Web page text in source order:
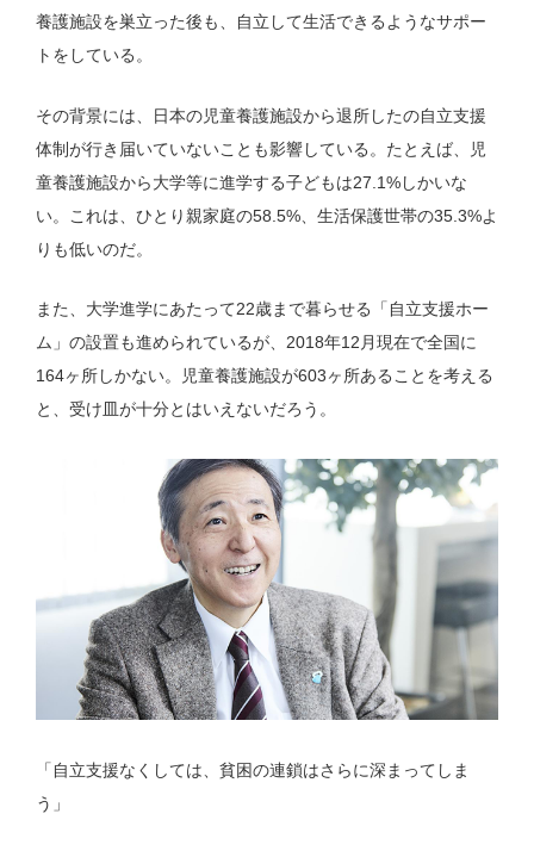
養護施設を巣立った後も、自立して生活できるようなサポー
トをしている。
その背景には、日本の児童養護施設から退所したの自立支援
体制が行き届いていないことも影響している。たとえば、児
童養護施設から大学等に進学する子どもは27.1%しかいな
い。これは、ひとり親家庭の58.5%、生活保護世帯の35.3%よ
りも低いのだ。
また、大学進学にあたって22歳まで暮らせる「自立支援ホー
ム」の設置も進められているが、2018年12月現在で全国に
164ヶ所しかない。児童養護施設が603ヶ所あることを考える
と、受け皿が十分とはいえないだろう。
「自立支援なくしては、貧困の連鎖はさらに深まってしま
う」